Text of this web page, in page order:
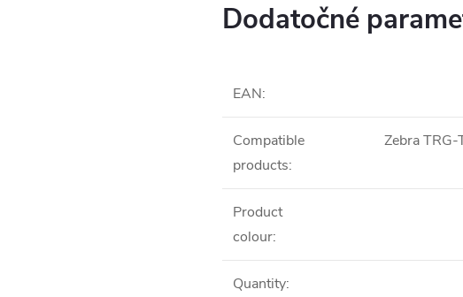
Dodatočné
EAN:
Compatible
products:
Zebra
Product
colour:
Quantity: